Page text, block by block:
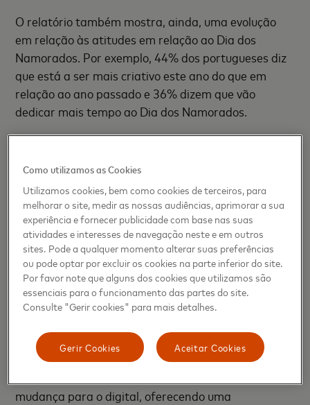
O relatório também mostra, ainda, uma evolução
em relação às atitudes em relação ao Dia dos
Namorados. Por exemplo, 44% dos portugueses diz
que está a ser mais criativo este ano do que em
relação ao ano passado e 36% dizem que vão
dedicar mais tempo ao Dia dos Namorados.
comportamento de compra e tendências de gastos
a nível global no dia mais romântico do ano. Este
ano, claro, foi diferente de qualquer outro, mas nem
por isso as perspetivas de consumo deixam de estar
em alta, uma vez que os europeus e os portugueses
estão a optar pelas compras online e pelas
experiências em casa, refereRui Fonseca, Diretor
de Desenvolvimento de Negócios da Mastercard
catalisador para o aumento do comércio eletrónico
e, como resultado, temos sido capazes de apoiar
mudança para o digital, oferecendo uma
Como utilizamos as Cookies
Utilizamos cookies, bem como cookies de terceiros, para
melhorar o site, medir as nossas audiências, aprimorar a sua
experiência e fornecer publicidade com base nas suas
atividades e interesses de navegação neste e em outros
sites. Pode a qualquer momento alterar suas preferências
ou pode optar por excluir os cookies na parte inferior do site.
Por favor note que alguns dos cookies que utilizamos são
essenciais para o funcionamento das partes do site.
Consulte "Gerir cookies" para mais detalhes.
Aceitar Cookies
Gerir Cookies